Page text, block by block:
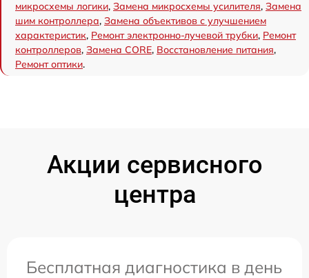
микросхемы логики, Замена микросхемы усилителя, Замена
шим контроллера, Замена объективов с улучшением
характеристик, Ремонт электронно-лучевой трубки, Ремонт
контроллеров, Замена CORE, Восстановление питания,
Ремонт оптики.
Акции сервисного
центра
Бесплатная диагностика в день